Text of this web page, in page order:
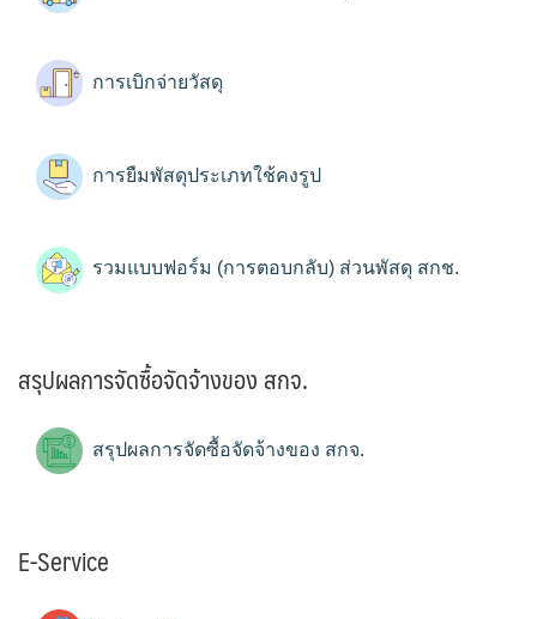
การเบิกจ่ายวัสดุ
การยืมพัสดุประเภทใช้คงรูป
รวมแบบฟอร์ม (การตอบกลับ) ส่วนพัสดุ สกช.
สรุปผลการจัดซื้อจัดจ้างของ สกจ.
สรุปผลการจัดซื้อจัดจ้างของ สกจ.
E-Service